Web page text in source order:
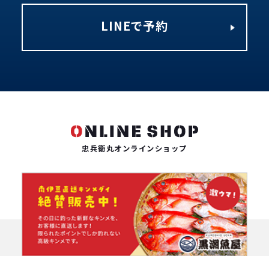
LINEで予約